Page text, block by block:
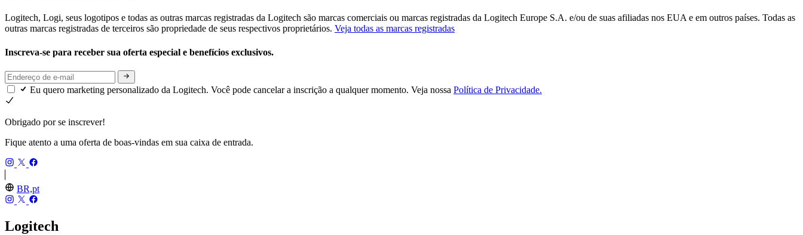
Logitech, Logi, seus logotipos e todas as outras marcas registradas da Logitech são marcas comerciais ou marcas registradas da Logitech Europe S.A. e/ou de suas afiliadas nos EUA e em outros países. Todas as
outras marcas registradas de terceiros são propriedade de seus respectivos proprietários. Veja todas as marcas registradas
Inscreva-se para receber sua oferta especial e benefícios exclusivos.
Eu quero marketing personalizado da Logitech. Você pode cancelar a inscrição a qualquer momento. Veja nossa Política de Privacidade.
Obrigado por se inscrever!
Fique atento a uma oferta de boas-vindas em sua caixa de entrada.
BR,pt
Logitech